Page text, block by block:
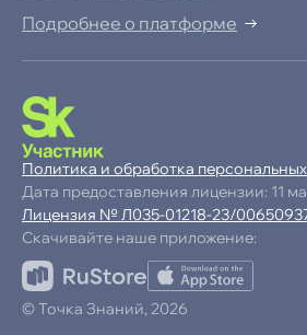
−10% при оплате
Продолжая пользоваться
вы соглашаетесь с
Подробнее о платформе
© Точка Знаний, 2026
Политика и обработка
Дата предоставления лицензии: 11
Лицензия № Л035-01218-23/
Скачивайте наше приложение: